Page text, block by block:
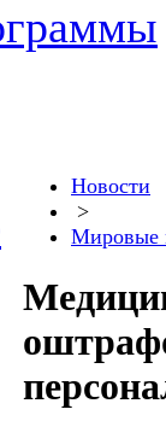
Новости
>
Мировые